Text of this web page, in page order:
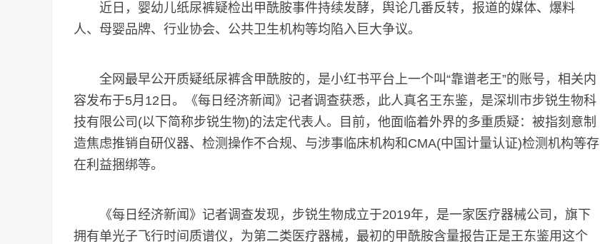
近日，婴幼儿纸尿裤疑检出甲酰胺事件持续发酵，舆论几番反转，报道的媒体、爆料
人、母婴品牌、行业协会、公共卫生机构等均陷入巨大争议。
全网最早公开质疑纸尿裤含甲酰胺的，是小红书平台上一个叫“靠谱老王”的账号，相关内
容发布于5月12日。《每日经济新闻》记者调查获悉，此人真名王东鉴，是深圳市步锐生物科
技有限公司(以下简称步锐生物)的法定代表人。目前，他面临着外界的多重质疑：被指刻意制
造焦虑推销自研仪器、检测操作不合规、与涉事临床机构和CMA(中国计量认证)检测机构等存
在利益捆绑等。
《每日经济新闻》记者调查发现，步锐生物成立于2019年，是一家医疗器械公司，旗下
拥有单光子飞行时间质谱仪，为第二类医疗器械，最初的甲酰胺含量报告正是王东鉴用这个